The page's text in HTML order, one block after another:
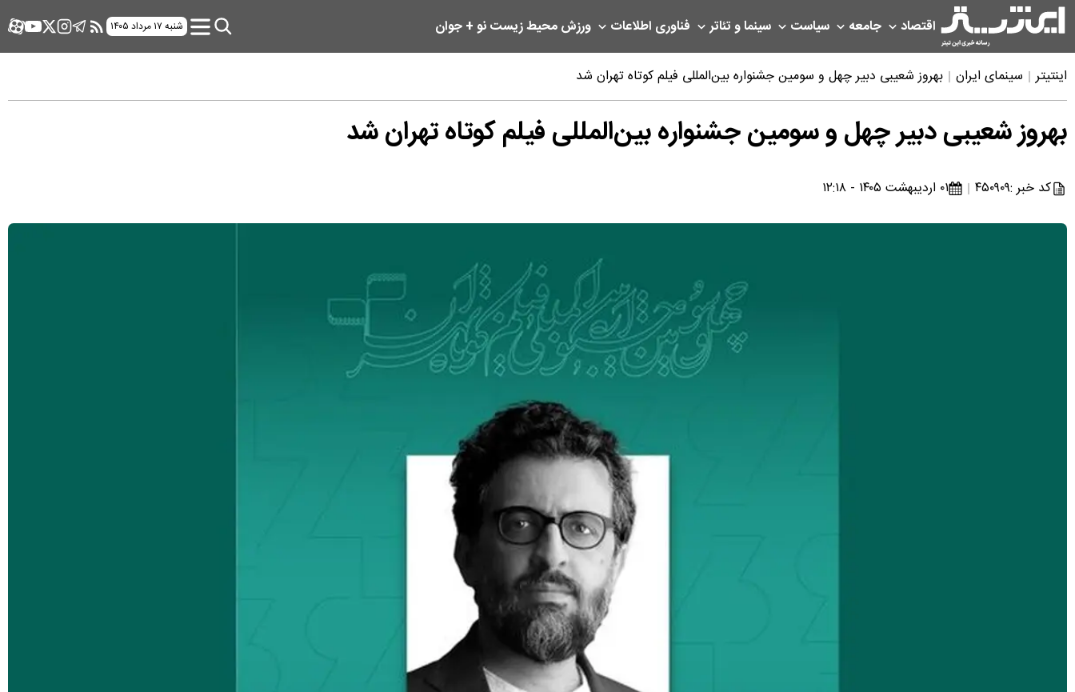
اقتصاد جامعه سیاست سینما و تئاتر فناوری اطلاعات ورزشمحیط زیستنو + جوان شنبه ۱۷ مرداد ۱۴۰۵
اینتیتر سینمای ایران بهروز شعیبی دبیر چهل و سومین جشنواره بین‌المللی فیلم کوتاه تهران شد
بهروز شعیبی دبیر چهل و سومین جشنواره بین‌المللی فیلم کوتاه تهران شد
کد خبر :۴۵۰۹۰۹ ۰۱ اردیبهشت ۱۴۰۵ - ۱۲:۱۸